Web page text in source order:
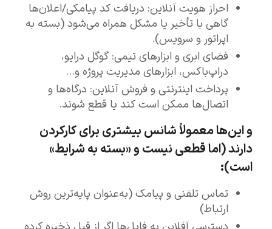
احراز هویت آنلاین: دریافت کد پیامکی/اعلان‌ها
گاهی با تأخیر یا مشکل همراه می‌شود (بسته به
اپراتور و سرویس).
فضای ابری و ابزارهای تیمی: گوگل درایو،
دراپ‌باکس، ابزارهای مدیریت پروژه و…
پرداخت اینترنتی و فروش آنلاین: درگاه‌ها و
اتصال‌ها ممکن است کند یا قطع شوند.
و این‌ها معمولاً شانس بیشتری برای کارکردن
دارند (اما قطعی نیست و «بسته به شرایط»
است):
تماس تلفنی و پیامک (به‌عنوان پایه‌ترین روش
ارتباط)